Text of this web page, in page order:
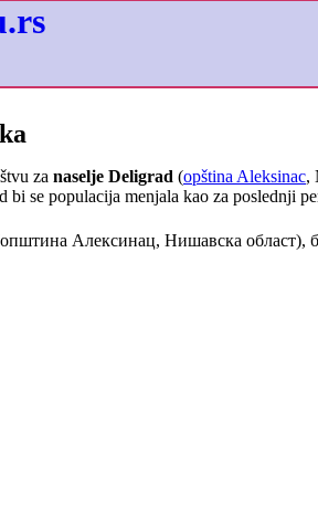
za naselje Deligrad (opština Aleksinac,
bi se populacija menjala kao za poslednji
Алексинац, Нишавска област),